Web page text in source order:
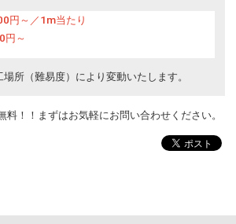
円～／1m当たり
円～
所（難易度）により変動いたします。
料！！まずはお気軽にお問い合わせください。